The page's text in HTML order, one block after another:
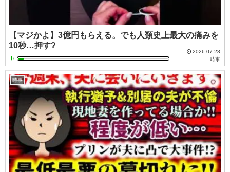
【マジかよ】3億円もらえる。でも人類史上最大の痛みを
10秒…押す?
2026.07.28
時事
時事